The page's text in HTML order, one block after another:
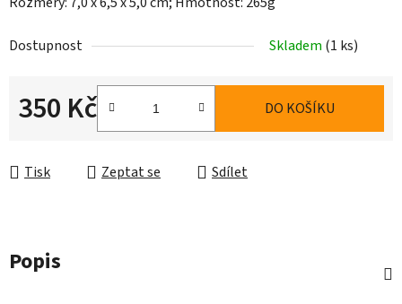
Dostupnost Skladem (1 ks)
350 Kč DO KOŠÍKU
Tisk Zeptat se Sdílet
Popis